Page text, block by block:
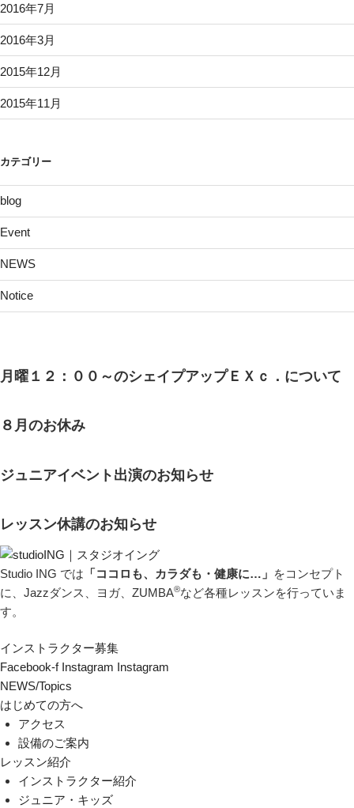
2016年7月
2016年3月
2015年12月
2015年11月
カテゴリー
blog
Event
NEWS
Notice
月曜１２：００～のシェイプアップＥＸｃ．について
８月のお休み
ジュニアイベント出演のお知らせ
レッスン休講のお知らせ
Studio ING では 「ココロも、カラダも・健康に…」 をコンセプト
に、Jazzダンス、ヨガ、ZUMBA®など各種レッスンを行っていま
す。
インストラクター募集
Facebook-f Instagram Instagram
NEWS/Topics
はじめての方へ
アクセス
設備のご案内
レッスン紹介
インストラクター紹介
ジュニア・キッズ